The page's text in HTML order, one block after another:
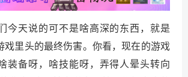
今天说的可不是啥高深的东西，就是
戏里头的最终伤害。你看，现在的游戏
装备呀，啥技能呀，弄得人晕头转向